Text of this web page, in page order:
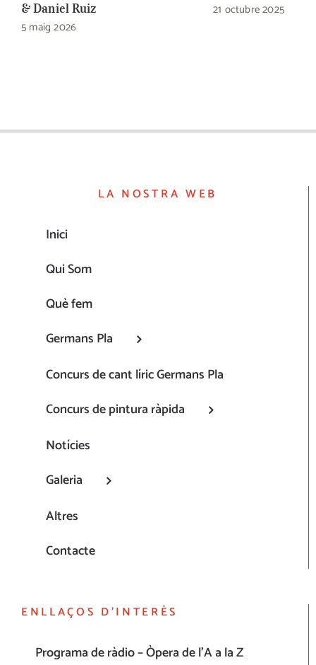
& Daniel Ruiz
5 maig 2026
21 octubre 2025
LA NOSTRA WEB
Inici
Qui Som
Què fem
Germans Pla
Concurs de cant líric Germans Pla
Concurs de pintura ràpida
Notícies
Galeria
Altres
Contacte
ENLLAÇOS D’INTERÈS
Programa de ràdio – Òpera de l’A a la Z